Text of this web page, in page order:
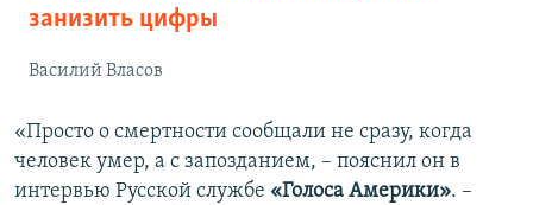
занизить цифры
Василий Власов
«Просто о смертности сообщали не сразу, когда
человек умер, а с запозданием, – пояснил он в
интервью Русской службе «Голоса Америки». –